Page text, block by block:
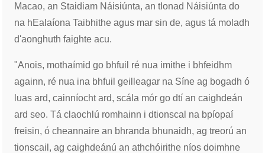
Macao, an Staidiam Náisiúnta, an tIonad Náisiúnta do
na hEalaíona Taibhithe agus mar sin de, agus tá moladh
d'aonghuth faighte acu.
"Anois, mothaímid go bhfuil ré nua imithe i bhfeidhm
againn, ré nua ina bhfuil geilleagar na Síne ag bogadh ó
luas ard, cainníocht ard, scála mór go dtí an caighdeán
ard seo. Tá claochlú romhainn i dtionscal na bpíopaí
freisin, ó cheannaire an bhranda bhunaidh, ag treorú an
tionscail, ag caighdeánú an athchóirithe níos doimhne